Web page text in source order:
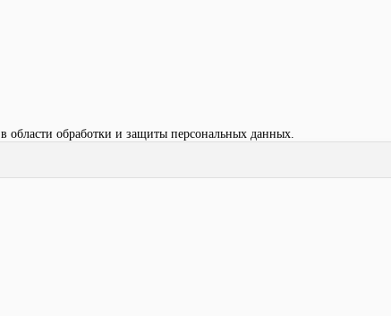
в области обработки и защиты персональных данных.